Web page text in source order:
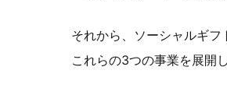
それから、ソーシャルギフ
これらの3つの事業を展開